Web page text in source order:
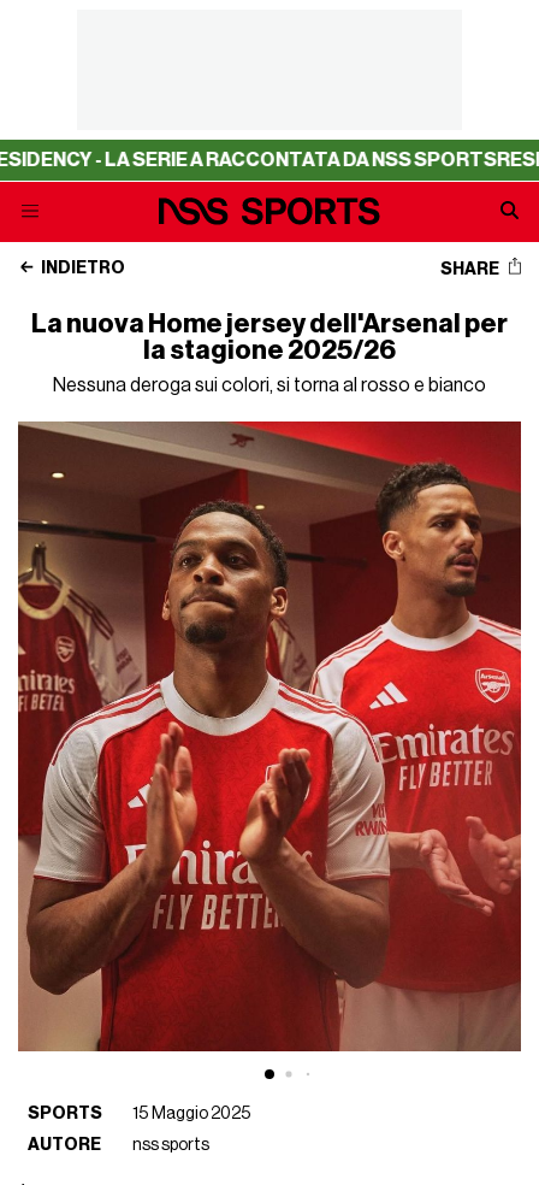
- LA SERIE A RACCONTATA DA NSS SPORTS
INDIETRO SHARE
La nuova Home jersey dell'Arsenal per
la stagione 2025/26
Nessuna deroga sui colori, si torna al rosso e bianco
SPORTS
15 Maggio 2025
AUTORE
nss sports